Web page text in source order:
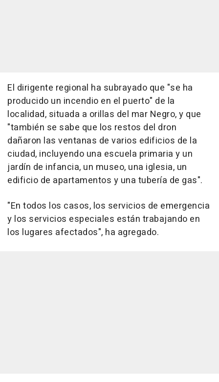
El dirigente regional ha subrayado que "se ha
producido un incendio en el puerto" de la
localidad, situada a orillas del mar Negro, y que
"también se sabe que los restos del dron
dañaron las ventanas de varios edificios de la
ciudad, incluyendo una escuela primaria y un
jardín de infancia, un museo, una iglesia, un
edificio de apartamentos y una tubería de gas".
"En todos los casos, los servicios de emergencia
y los servicios especiales están trabajando en
los lugares afectados", ha agregado.